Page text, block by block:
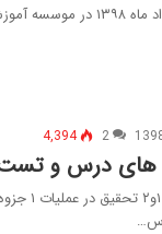
تحقیق ۱و۲ این دوره از ۲
2
4,394
های درس و
منابع دوره